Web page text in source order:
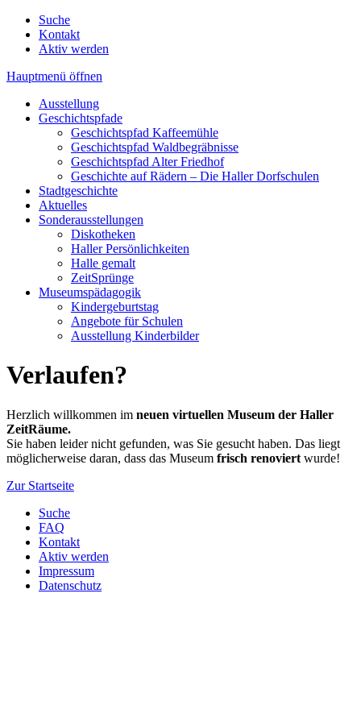
Suche
Kontakt
Aktiv werden
Hauptmenü öffnen
Ausstellung
Geschichtspfade
Geschichtspfad Kaffeemühle
Geschichtspfad Waldbegräbnisse
Geschichtspfad Alter Friedhof
Geschichte auf Rädern – Die Haller Dorfschulen
Stadtgeschichte
Aktuelles
Sonderausstellungen
Diskotheken
Haller Persönlichkeiten
Halle gemalt
ZeitSprünge
Museumspädagogik
Kindergeburtstag
Angebote für Schulen
Ausstellung Kinderbilder
Verlaufen?
Herzlich willkommen im neuen virtuellen Museum der Haller
ZeitRäume.
Sie haben leider nicht gefunden, was Sie gesucht haben. Das liegt
möglicherweise daran, dass das Museum frisch renoviert wurde!
Zur Startseite
Suche
FAQ
Kontakt
Aktiv werden
Impressum
Datenschutz